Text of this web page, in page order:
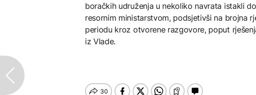
boračkih udruženja u nekoliko navrata istakli
resornim ministarstvom, podsjetivši na brojna
periodu kroz otvorene razgovore, poput
iz Vlade.